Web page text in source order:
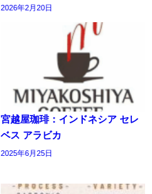
2026年2月20日
宮越屋珈琲：インドネシア セレ
ベス アラビカ
2025年6月25日